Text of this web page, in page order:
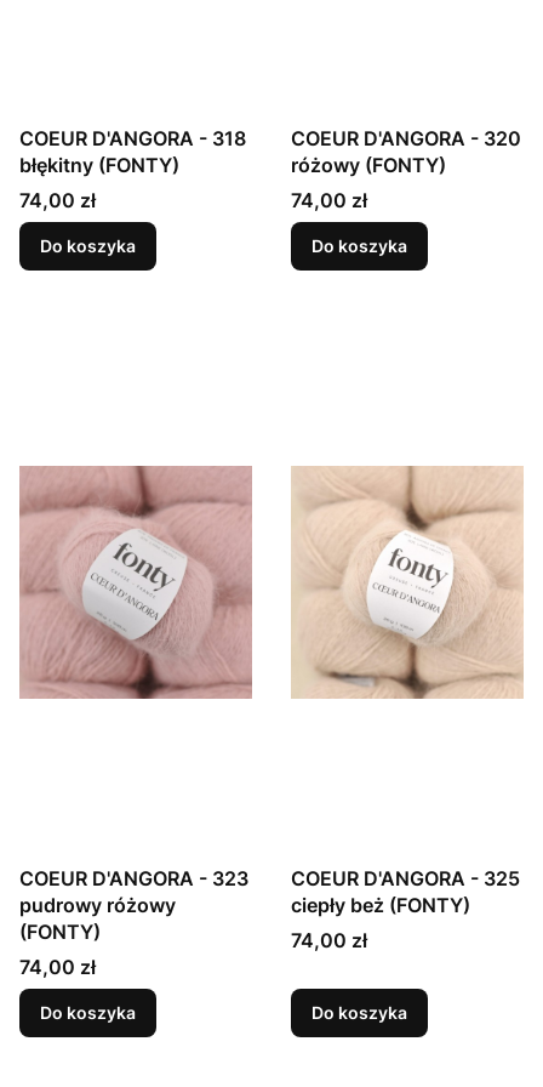
COEUR D'ANGORA - 318
błękitny (FONTY)
Cena
74,00 zł
Do koszyka
COEUR D'ANGORA - 320
różowy (FONTY)
Cena
74,00 zł
Do koszyka
COEUR D'ANGORA - 323
pudrowy różowy
(FONTY)
Cena
74,00 zł
Do koszyka
COEUR D'ANGORA - 325
ciepły beż (FONTY)
Cena
74,00 zł
Do koszyka